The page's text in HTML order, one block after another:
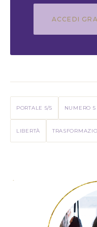
ACCEDI
PORTALE 5/5 NUMERO 5
LIBERTÀ